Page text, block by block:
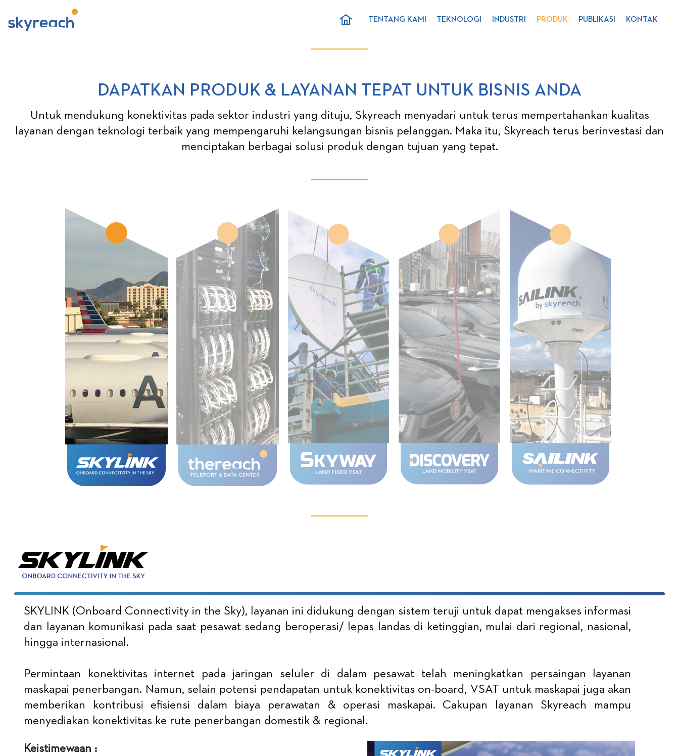
TENTANG KAMI TEKNOLOGI INDUSTRI PRODUK PUBLIKASI KONTAK
DAPATKAN PRODUK & LAYANAN TEPAT UNTUK BISNIS ANDA
Untuk mendukung konektivitas pada sektor industri yang dituju, Skyreach menyadari untuk terus mempertahankan kualitas
layanan dengan teknologi terbaik yang mempengaruhi kelangsungan bisnis pelanggan. Maka itu, Skyreach terus berinvestasi dan
menciptakan berbagai solusi produk dengan tujuan yang tepat.
SKYLINK (Onboard Connectivity in the Sky), layanan ini didukung dengan sistem teruji untuk dapat mengakses informasi
dan layanan komunikasi pada saat pesawat sedang beroperasi/ lepas landas di ketinggian, mulai dari regional, nasional,
hingga internasional.
Permintaan konektivitas internet pada jaringan seluler di dalam pesawat telah meningkatkan persaingan layanan
maskapai penerbangan. Namun, selain potensi pendapatan untuk konektivitas on-board, VSAT untuk maskapai juga akan
memberikan kontribusi efisiensi dalam biaya perawatan & operasi maskapai. Cakupan layanan Skyreach mampu
menyediakan konektivitas ke rute penerbangan domestik & regional.
Keistimewaan :